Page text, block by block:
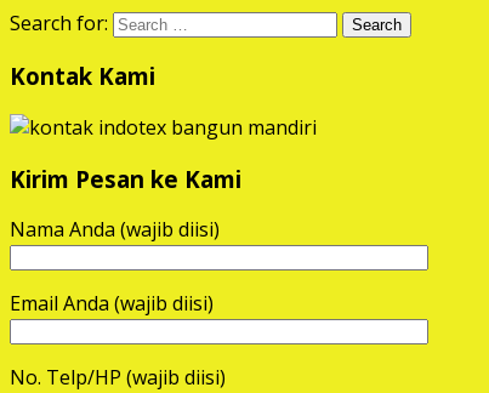
Search for:
Kontak Kami
Kirim Pesan ke Kami
Nama Anda (wajib diisi)
Email Anda (wajib diisi)
No. Telp/HP (wajib diisi)